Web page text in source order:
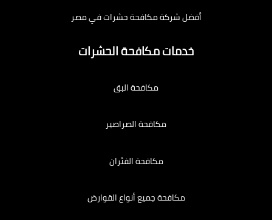
أفضل شركة مكافحة حشرات في مصر
خدمات مكافحة الحشرات
مكافحة البق
مكافحة الصراصير
مكافحة الفئران
مكافحة جميع أنواع القوارض